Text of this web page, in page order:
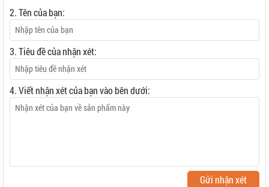
2. Tên của bạn:
3. Tiêu đề của nhận xét:
4. Viết nhận xét của bạn vào bên dưới:
Gửi nhận xét